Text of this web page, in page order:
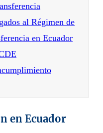
al Régimen de
en Ecuador
en Ecuador